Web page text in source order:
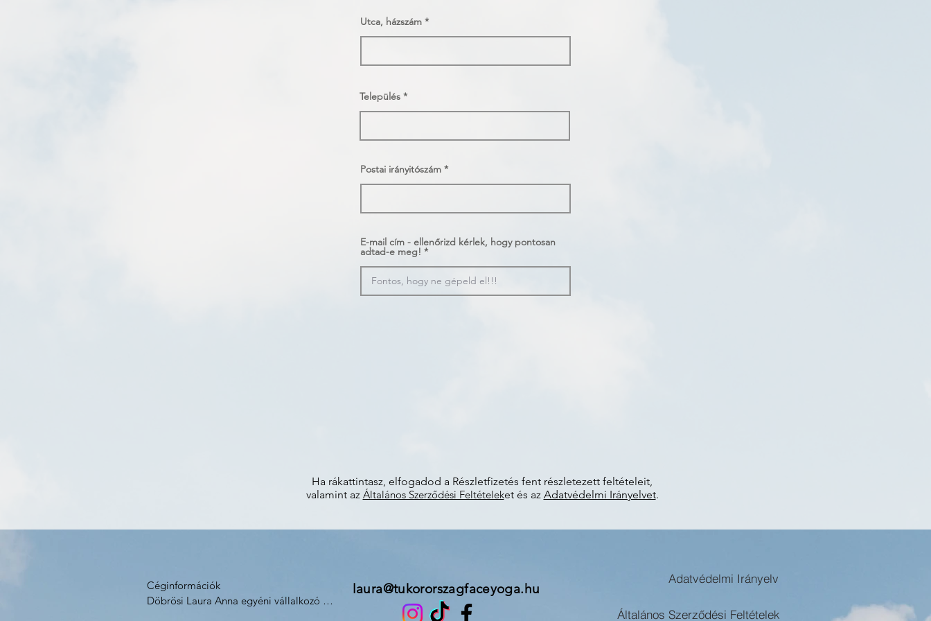
Utca, házszám
Település
Postai irányitószám
E-mail cím - ellenőrizd kérlek, hogy pontosan
adtad-e meg!
Ha rákattintasz, elfogadod a Részletfizetés fent részletezett feltételeit,
valamint az Általános Szerződési Feltételeket és az Adatvédelmi Irányelvet.
Céginformációk
Döbrösi Laura Anna egyéni vállalkozó
laura@tukororszagfaceyoga.hu
Adatvédelmi Irányelv
Általános Szerződési Feltételek